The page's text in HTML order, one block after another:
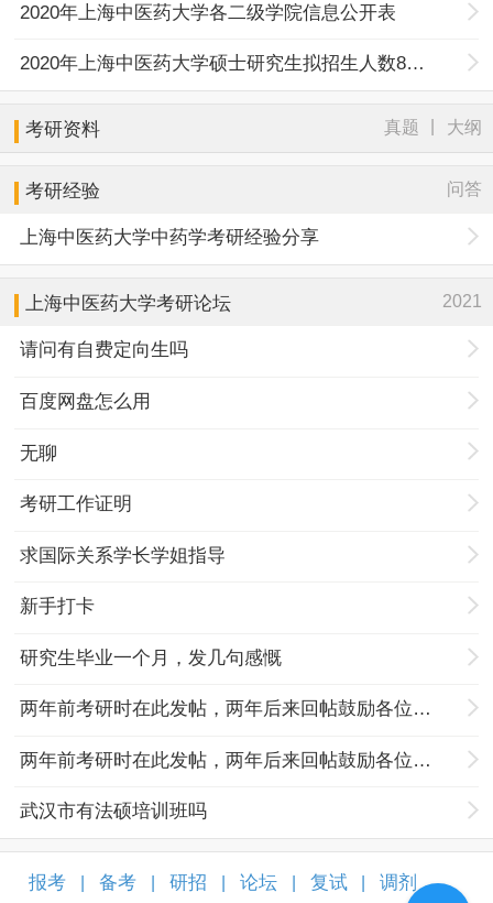
2020年上海中医药大学各二级学院信息公开表
2020年上海中医药大学硕士研究生拟招生人数850名
考研资料 真题 大纲
考研经验 问答
上海中医药大学中药学考研经验分享
上海中医药大学考研论坛 2021
请问有自费定向生吗
百度网盘怎么用
无聊
考研工作证明
求国际关系学长学姐指导
新手打卡
研究生毕业一个月，发几句感慨
两年前考研时在此发帖，两年后来回帖鼓励各位努力奋斗的孩子们
两年前考研时在此发帖，两年后来回帖鼓励各位努力奋斗的孩子们
武汉市有法硕培训班吗
报考 备考 研招 论坛 复试 调剂